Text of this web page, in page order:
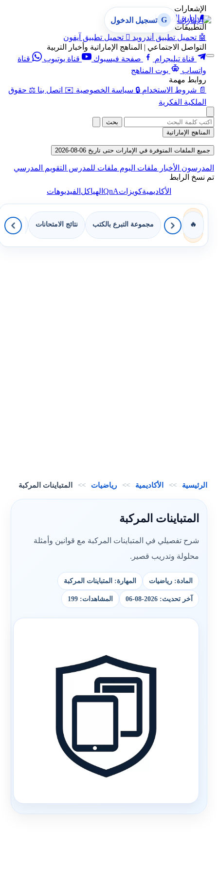
الإشعارات
🔔 إدارة الإشعارات
التطبيقات
🤖 تحميل تطبيق أندرويد  تحميل تطبيق آيفون
التواصل الاجتماعي | المناهج الإماراتية وأخبار التربية
قناة تيليجرام
صفحة فيسبوك قناة يوتيوب
قناة
واتساب
بوت المناهج
روابط مهمة
📄 شروط الاستخدام 🔒 سياسة الخصوصية ✉️ اتصل بنا ⚖️ حقوق
الملكية الفكرية
G تسجيل الدخول
بحث
المناهج الإماراتية
جميع الملفات المتوفرة في الإمارات حتى تاريخ 06-08-2026
المدرسون الأخبار ملفات اليوم ملفات للمدرس التقويم المدرسي
تم نسخ الرابط
الأكاديميةكويزاتQnAالهياكلالفيديوهات
🔥 مجموعة التبرع بالكتب نتائج الامتحانات
الرئيسية >> الأكاديمية >> رياضيات >> المتباينات المركبة
المتباينات المركبة
شرح تفصيلي في المتباينات المركبة مع قوانين وأمثلة
محلولة وتدريب قصير.
المادة: رياضيات المهارة: المتباينات المركبة
آخر تحديث: 2026-08-06 المشاهدات: 199